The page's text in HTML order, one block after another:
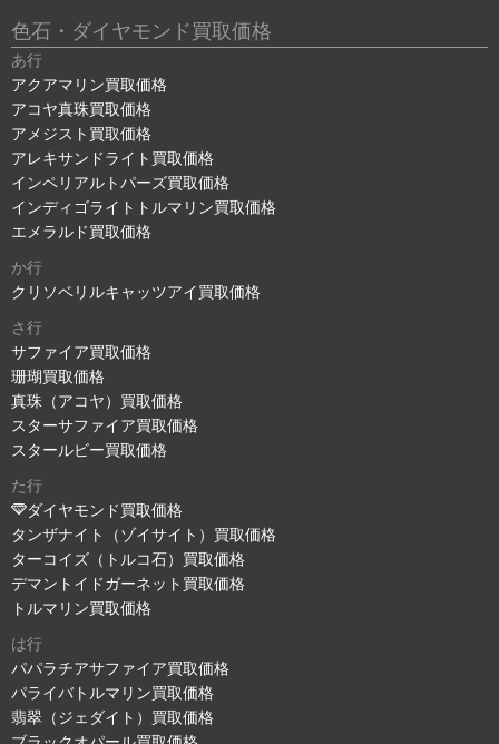
色石・ダイヤモンド買取価格
あ行
アクアマリン買取価格
アコヤ真珠買取価格
アメジスト買取価格
アレキサンドライト買取価格
インペリアルトパーズ買取価格
インディゴライトトルマリン買取価格
エメラルド買取価格
か行
クリソベリルキャッツアイ買取価格
さ行
サファイア買取価格
珊瑚買取価格
真珠（アコヤ）買取価格
スターサファイア買取価格
スタールビー買取価格
た行
ダイヤモンド買取価格
タンザナイト（ゾイサイト）買取価格
ターコイズ（トルコ石）買取価格
デマントイドガーネット買取価格
トルマリン買取価格
は行
パパラチアサファイア買取価格
パライバトルマリン買取価格
翡翠（ジェダイト）買取価格